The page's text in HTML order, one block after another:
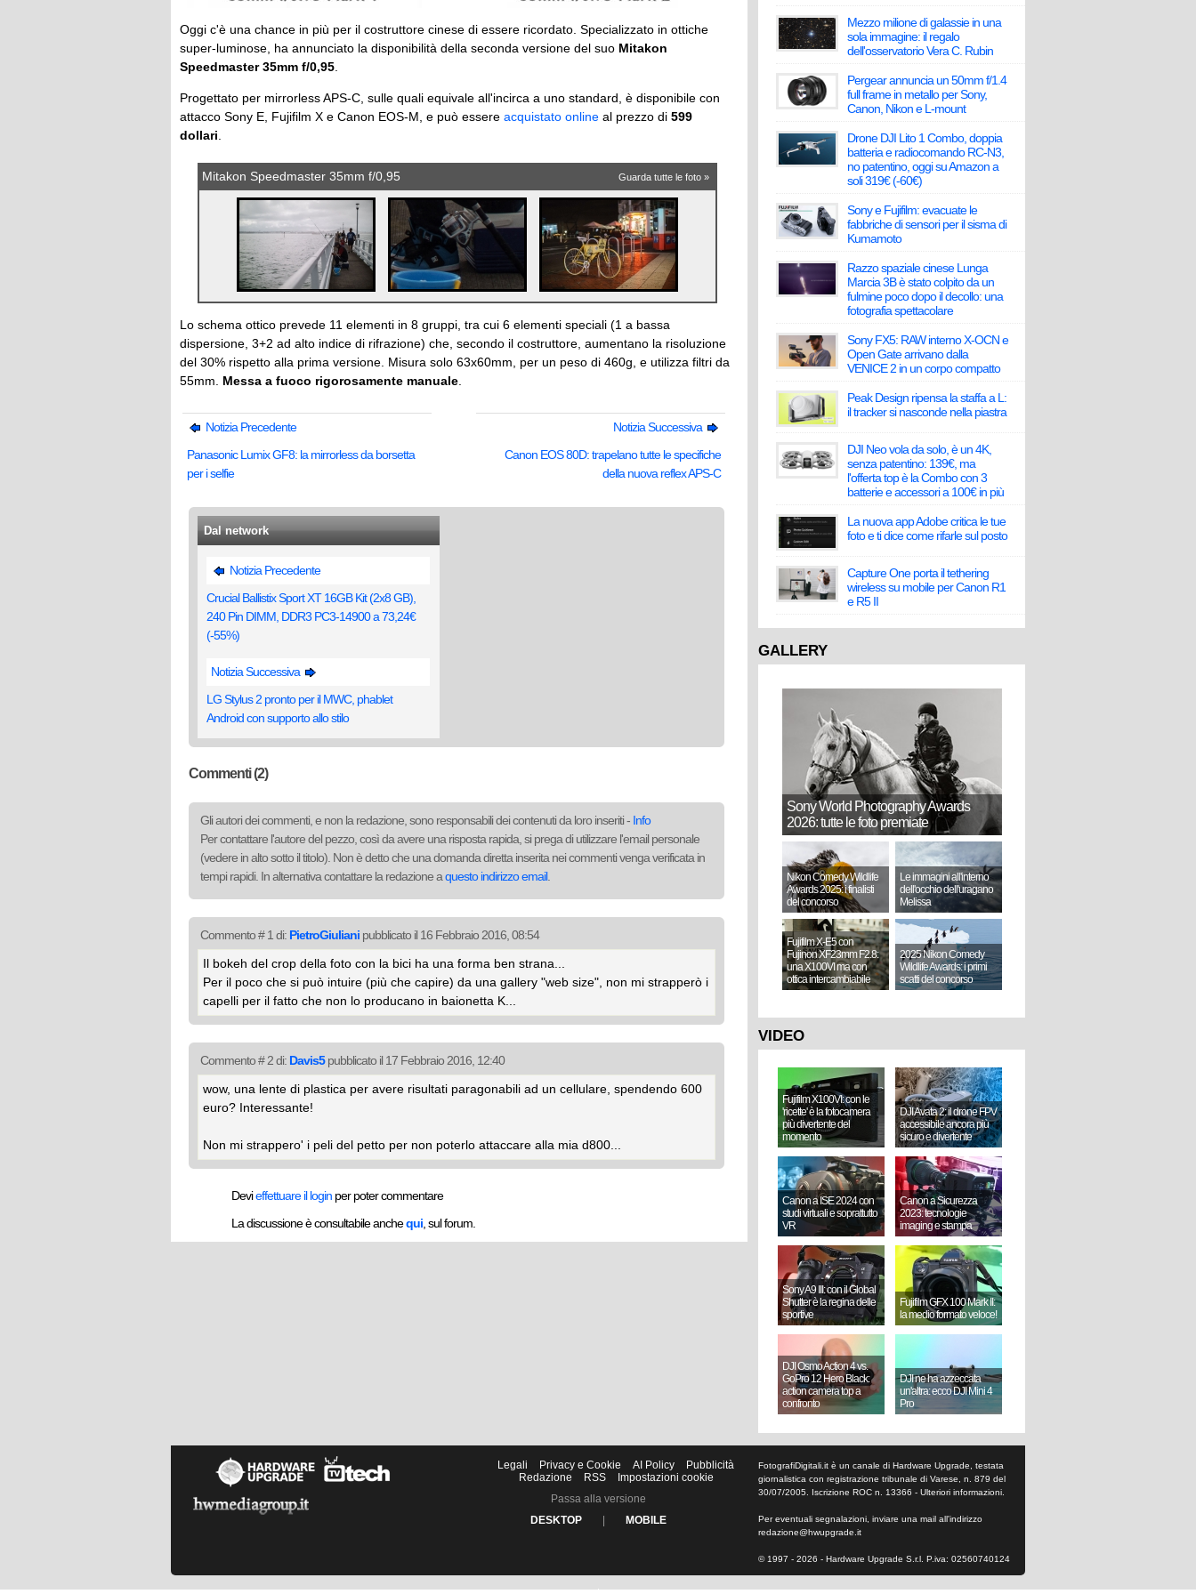
Oggi c'è una chance in più per il costruttore cinese di essere ricordato. Specializzato in ottiche
super-luminose, ha annunciato la disponibilità della seconda versione del suo Mitakon
Speedmaster 35mm f/0,95
Progettato per mirrorless APS-C, sulle quali equivale all'incirca a uno standard, è disponibile con
attacco Sony E, Fujifilm X e Canon EOS-M, e può essere acquistato online al prezzo di 599
dollari
Mitakon Speedmaster 35mm f/0,95 Guarda tutte le foto »
Lo schema ottico prevede 11 elementi in 8 gruppi, tra cui 6 elementi speciali (1 a bassa
dispersione, 3+2 ad alto indice di rifrazione) che, secondo il costruttore, aumentano la risoluzione
del 30% rispetto alla prima versione. Misura solo 63x60mm, per un peso di 460g, e utilizza filtri da
55mm. Messa a fuoco rigorosamente manuale
Notizia Precedente
Panasonic Lumix GF8: la mirrorless da borsetta
per i selfie
Notizia Successiva
Canon EOS 80D: trapelano tutte le specifiche
della nuova reflex APS-C
Dal network
Notizia Precedente
Crucial Ballistix Sport XT 16GB Kit (2x8 GB),
240 Pin DIMM, DDR3 PC3-14900 a 73,24€
(-55%)
Notizia Successiva
LG Stylus 2 pronto per il MWC, phablet
Android con supporto allo stilo
Commenti (2)
Gli autori dei commenti, e non la redazione, sono responsabili dei contenuti da loro inseriti - Info
Per contattare l'autore del pezzo, così da avere una risposta rapida, si prega di utilizzare l'email personale
(vedere in alto sotto il titolo). Non è detto che una domanda diretta inserita nei commenti venga verificata in
tempi rapidi. In alternativa contattare la redazione aquesto indirizzo email.
Commento # 1 di: PietroGiuliani pubblicato il 16 Febbraio 2016, 08:54
Il bokeh del crop della foto con la bici ha una forma ben strana...
Per il poco che si può intuire (più che capire) da una gallery "web size", non mi strapperò i
capelli per il fatto che non lo producano in baionetta K...
Commento # 2 di: Davis5pubblicato il 17 Febbraio 2016, 12:40
wow, una lente di plastica per avere risultati paragonabili ad un cellulare, spendendo 600
euro? Interessante!
Non mi strappero' i peli del petto per non poterlo attaccare alla mia d800...
Devieffettuare il login per poter commentare
La discussione è consultabile anchequi , sul forum.
Mezzo milione di galassie in una
sola immagine: il regalo
dell'osservatorio Vera C. Rubin
Pergear annuncia un 50mm f/1.4
full frame in metallo per Sony,
Canon, Nikon e L-mount
Drone DJI Lito 1 Combo, doppia
batteria e radiocomando RC-N3,
no patentino, oggi su Amazon a
soli 319€ (-60€)
Sony e Fujifilm: evacuate le
fabbriche di sensori per il sisma di
Kumamoto
Razzo spaziale cinese Lunga
Marcia 3B è stato colpito da un
fulmine poco dopo il decollo: una
fotografia spettacolare
Sony FX5: RAW interno X-OCN e
Open Gate arrivano dalla
VENICE 2 in un corpo compatto
Peak Design ripensa la staffa a L:
il tracker si nasconde nella piastra
DJI Neo vola da solo, è un 4K,
senza patentino: 139€, ma
l'offerta top è la Combo con 3
batterie e accessori a 100€ in più
La nuova app Adobe critica le tue
foto e ti dice come rifarle sul posto
Capture One porta il tethering
wireless su mobile per Canon R1
e R5 II
GALLERY
Sony World Photography Awards
2026: tutte le foto premiate
Nikon Comedy Wildlife
Awards 2025: i finalisti
del concorso
Le immagini all'interno
dell'occhio dell'uragano
Melissa
Fujifilm X-E5 con
Fujinon XF23mm F2.8:
una X100VI ma con
ottica intercambiabile
2025 Nikon Comedy
Wildlife Awards: i primi
scatti del concorso
VIDEO
Fujifilm X100VI: con le
'ricette' è la fotocamera
più divertente del
momento
DJI Avata 2: il drone FPV
accessibile ancora più
sicuro e divertente
Canon a ISE 2024 con
studi virtuali e soprattutto
VR
Canon a Sicurezza
2023: tecnologie
imaging e stampa
Sony A9 III: con il Global
Shutter è la regina delle
sportive
Fujifilm GFX 100 Mark II:
la medio formato veloce!
DJI Osmo Action 4 vs.
GoPro 12 Hero Black:
action camera top a
confronto
DJI ne ha azzeccata
un'altra: ecco DJI Mini 4
Pro
Legali Privacy e Cookie AI Policy
Pubblicità
Redazione
RSS
Impostazioni cookie
Passa alla versione
DESKTOP
MOBILE
FotografiDigitali.it è un canale di Hardware Upgrade, testata
giornalistica con registrazione tribunale di Varese, n. 879 del
30/07/2005. Iscrizione ROC n. 13366 - Ulteriori informazioni
Per eventuali segnalazioni, inviare una mail all'indirizzo
redazione@hwupgrade.it
© 1997 - 2026 - Hardware Upgrade S.r.l. P.iva: 02560740124